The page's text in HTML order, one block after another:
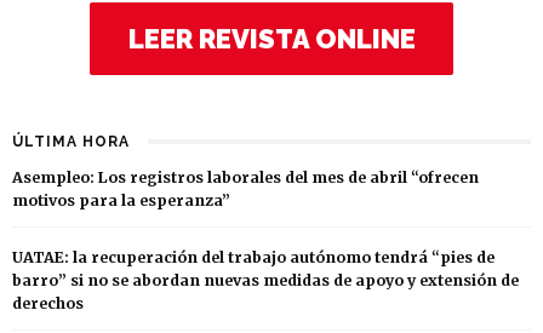
LEER REVISTA ONLINE
ÚLTIMA HORA
Asempleo: Los registros laborales del mes de abril “ofrecen
motivos para la esperanza”
UATAE: la recuperación del trabajo autónomo tendrá “pies de
barro” si no se abordan nuevas medidas de apoyo y extensión de
derechos